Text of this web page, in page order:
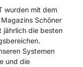
wurden mit dem
Schöner
jährlich die besten
Systemen
und die